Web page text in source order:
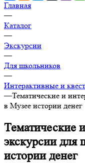
Главная
—
Каталог
—
Экскурсии
—
Для школьников
—
Интерактивные и
—Тематические и
в Музее истории денег
Тематические
экскурсии для
истории денег